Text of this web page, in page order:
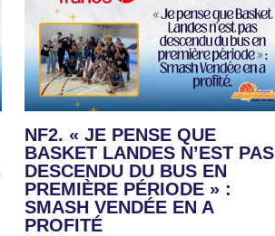
NF2. « JE PENSE QUE
BASKET LANDES N’EST PAS
DESCENDU DU BUS EN
PREMIÈRE PÉRIODE » :
SMASH VENDÉE EN A
PROFITÉ